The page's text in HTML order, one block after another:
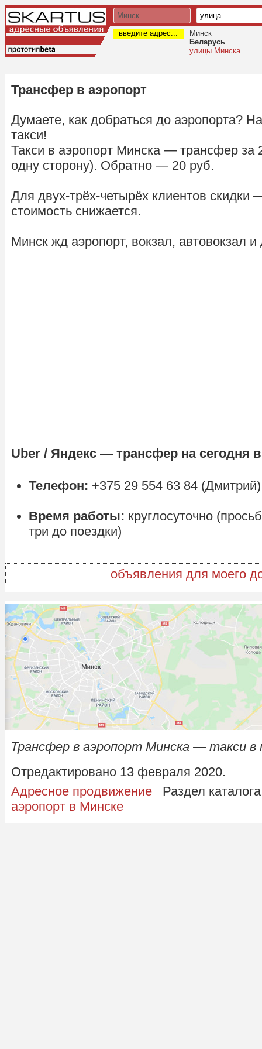
введите адрес...
Минск
Беларусь
улицы Минска
Трансфер в аэропорт
Думаете, как добраться до аэропорта?
такси!
Такси в аэропорт Минска — трансфер за
одну сторону). Обратно — 20 руб.
Для двух-трёх-четырёх клиентов скидки
стоимость снижается.
Минск жд аэропорт, вокзал, автовокзал
Uber / Яндекс — трансфер на сегодня
Телефон: +375 29 554 63 84 (Дмитрий)
Время работы: круглосуточно
три до поездки)
объявления для моего
Трансфер в аэропорт Минска — такси в
Отредактировано 13 февраля 2020.
Адресное продвижение Раздел
аэропорт в Минске